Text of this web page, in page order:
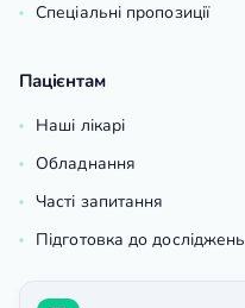
Спеціальні пропозиції
Пацієнтам
Наші лікарі
Обладнання
Часті запитання
Підготовка до досліджень